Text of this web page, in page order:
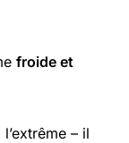
froide et
– il